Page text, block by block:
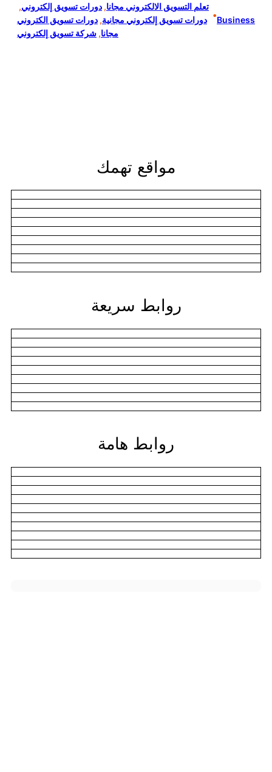
تعلم التسويق الالكتروني مجانا, دورات تسويق إلكتروني,
دورات تسويق إلكتروني مجانية, دورات تسويق الكتروني
مجانا, شركة تسويق إلكتروني
•Business
مواقع تهمك
روابط سريعة
روابط هامة